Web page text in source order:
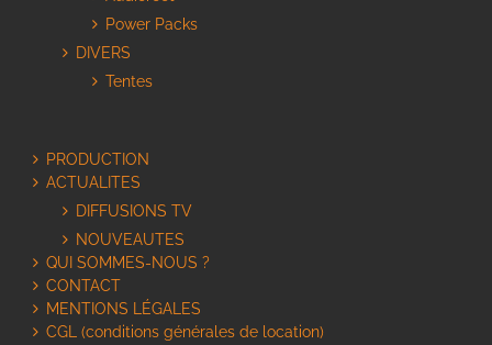
Power Packs
DIVERS
Tentes
PRODUCTION
ACTUALITES
DIFFUSIONS TV
NOUVEAUTES
QUI SOMMES-NOUS ?
CONTACT
MENTIONS LÉGALES
CGL (conditions générales de location)